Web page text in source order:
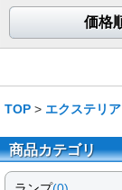
価格
TOP > エクステリア
商品カテゴリ